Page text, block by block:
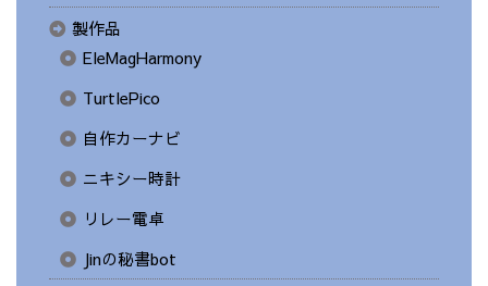
製作品
EleMagHarmony
TurtlePico
自作カーナビ
ニキシー時計
リレー電卓
Jinの秘書bot